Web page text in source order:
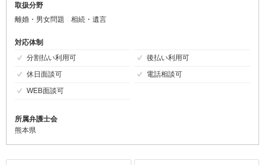
取扱分野
離婚・男女問題
相続・遺言
対応体制
分割払い利用可
後払い利用可
休日面談可
電話相談可
WEB面談可
所属弁護士会
熊本県